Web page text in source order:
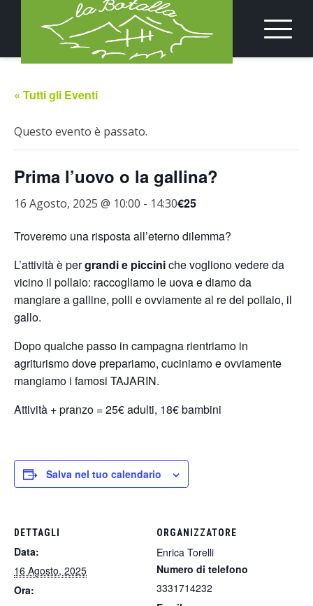
« Tutti gli Eventi
Questo evento è passato.
Prima l’uovo o la gallina?
16 Agosto, 2025 @ 10:00 - 14:30€25
Troveremo una risposta all’eterno dilemma?
L’attività è pergrandi e picciniche vogliono vedere da
vicino il pollaio: raccogliamo le uova e diamo da
mangiare a galline, polli e ovviamente al re del pollaio, il
gallo.
Dopo qualche passo in campagna rientriamo in
agriturismo dove prepariamo, cuciniamo e ovviamente
mangiamo i famosi TAJARIN.
Attività + pranzo = 25€ adulti, 18€ bambini
Salva nel tuo calendario
DETTAGLI
Data:
16 Agosto, 2025
Ora:
ORGANIZZATORE
Enrica Torelli
Numero di telefono
3331714232